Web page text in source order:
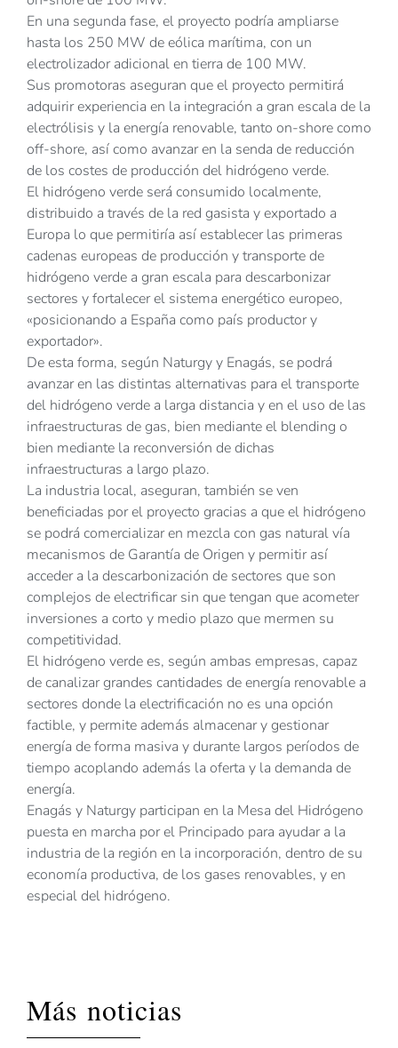
En una segunda fase, el proyecto podría ampliarse
hasta los 250 MW de eólica marítima, con un
electrolizador adicional en tierra de 100 MW.
Sus promotoras aseguran que el proyecto permitirá
adquirir experiencia en la integración a gran escala de la
electrólisis y la energía renovable, tanto on-shore como
off-shore, así como avanzar en la senda de reducción
de los costes de producción del hidrógeno verde.
El hidrógeno verde será consumido localmente,
distribuido a través de la red gasista y exportado a
Europa lo que permitiría así establecer las primeras
cadenas europeas de producción y transporte de
hidrógeno verde a gran escala para descarbonizar
sectores y fortalecer el sistema energético europeo,
«posicionando a España como país productor y
exportador».
De esta forma, según Naturgy y Enagás, se podrá
avanzar en las distintas alternativas para el transporte
del hidrógeno verde a larga distancia y en el uso de las
infraestructuras de gas, bien mediante el blending o
bien mediante la reconversión de dichas
infraestructuras a largo plazo.
La industria local, aseguran, también se ven
beneficiadas por el proyecto gracias a que el hidrógeno
se podrá comercializar en mezcla con gas natural vía
mecanismos de Garantía de Origen y permitir así
acceder a la descarbonización de sectores que son
complejos de electrificar sin que tengan que acometer
inversiones a corto y medio plazo que mermen su
competitividad.
El hidrógeno verde es, según ambas empresas, capaz
de canalizar grandes cantidades de energía renovable a
sectores donde la electrificación no es una opción
factible, y permite además almacenar y gestionar
energía de forma masiva y durante largos períodos de
tiempo acoplando además la oferta y la demanda de
energía.
Enagás y Naturgy participan en la Mesa del Hidrógeno
puesta en marcha por el Principado para ayudar a la
industria de la región en la incorporación, dentro de su
economía productiva, de los gases renovables, y en
especial del hidrógeno.
Más noticias